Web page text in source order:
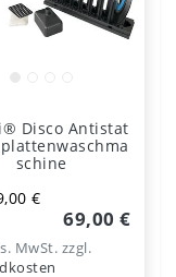
Disco Antistat
schine
€
69,00 €
MwSt. zzgl.